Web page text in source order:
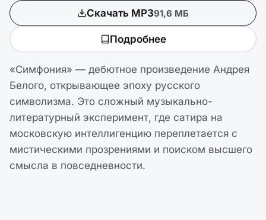
Скачать MP391,6 МБ
Подробнее
«Симфония» — дебютное произведение Андрея
Белого, открывающее эпоху русского
символизма. Это сложный музыкально-
литературный эксперимент, где сатира на
московскую интеллигенцию переплетается с
мистическими прозрениями и поиском высшего
смысла в повседневности.